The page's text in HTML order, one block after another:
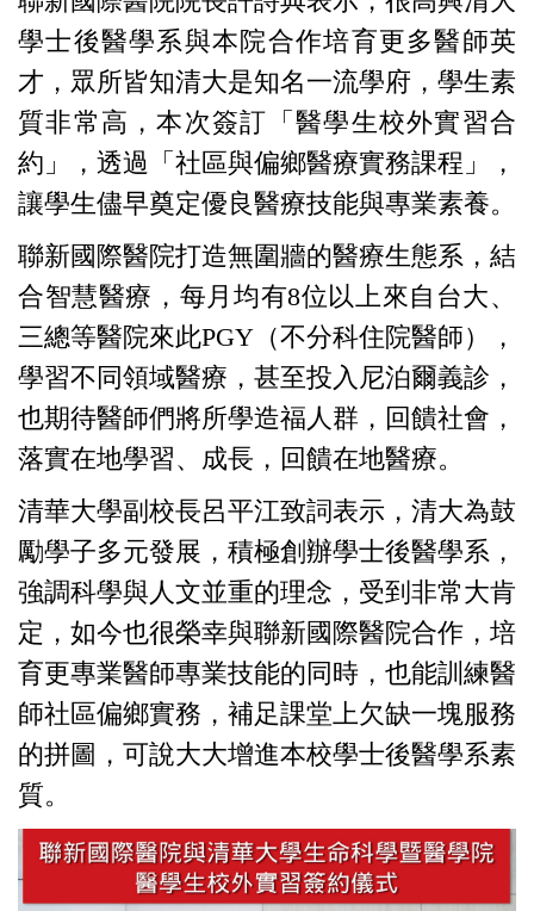
學士後醫學系與本院合作培育更多醫師英
才，眾所皆知清大是知名一流學府，學生素
質非常高，本次簽訂「醫學生校外實習合
約」，透過「社區與偏鄉醫療實務課程」，
讓學生儘早奠定優良醫療技能與專業素養。
聯新國際醫院打造無圍牆的醫療生態系，結
合智慧醫療，每月均有8位以上來自台大、
三總等醫院來此PGY （不分科住院醫師），
學習不同領域醫療，甚至投入尼泊爾義診，
也期待醫師們將所學造福人群，回饋社會，
落實在地學習、成長，回饋在地醫療。
清華大學副校長呂平江致詞表示，清大為鼓
勵學子多元發展，積極創辦學士後醫學系，
強調科學與人文並重的理念，受到非常大肯
定，如今也很榮幸與聯新國際醫院合作，培
育更專業醫師專業技能的同時，也能訓練醫
師社區偏鄉實務，補足課堂上欠缺一塊服務
的拼圖，可說大大增進本校學士後醫學系素
質。